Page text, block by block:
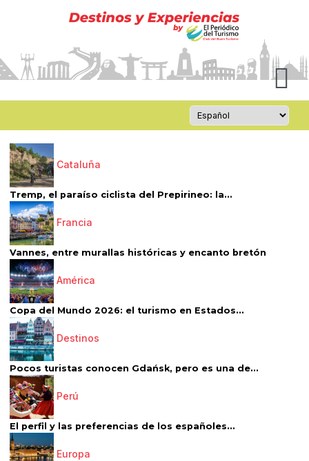
Cataluña
Tremp, el paraíso ciclista del Prepirineo: la...
Francia
Vannes, entre murallas históricas y encanto bretón
América
Copa del Mundo 2026: el turismo en Estados...
Destinos
Pocos turistas conocen Gdańsk, pero es una de...
Perú
El perfil y las preferencias de los españoles...
Europa